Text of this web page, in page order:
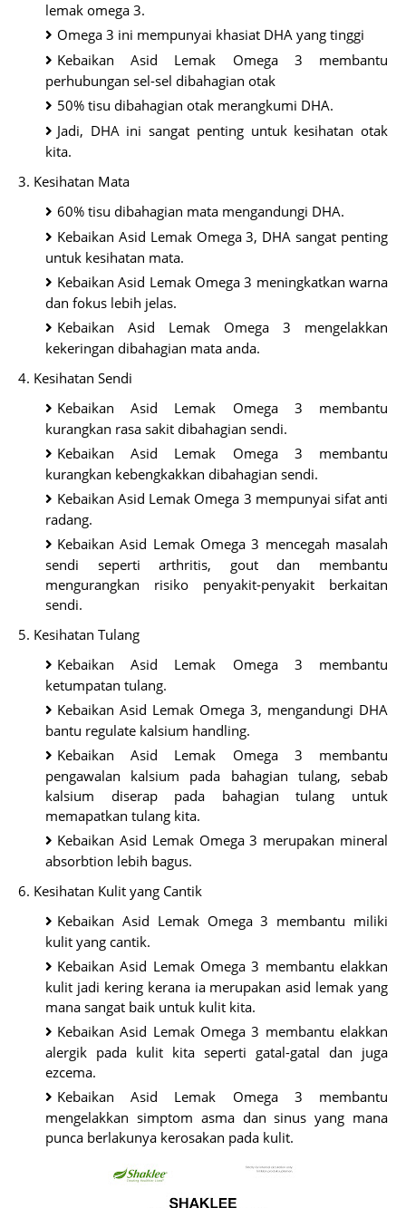
lemak omega 3.
Omega 3 ini mempunyai khasiat DHA yang tinggi
Kebaikan Asid Lemak Omega 3 membantu
perhubungan sel-sel dibahagian otak
50% tisu dibahagian otak merangkumi DHA.
Jadi, DHA ini sangat penting untuk kesihatan otak
kita.
3. Kesihatan Mata
60% tisu dibahagian mata mengandungi DHA.
Kebaikan Asid Lemak Omega 3, DHA sangat penting
untuk kesihatan mata.
Kebaikan Asid Lemak Omega 3 meningkatkan warna
dan fokus lebih jelas.
Kebaikan Asid Lemak Omega 3 mengelakkan
kekeringan dibahagian mata anda.
4. Kesihatan Sendi
Kebaikan Asid Lemak Omega 3 membantu
kurangkan rasa sakit dibahagian sendi.
Kebaikan Asid Lemak Omega 3 membantu
kurangkan kebengkakkan dibahagian sendi.
Kebaikan Asid Lemak Omega 3 mempunyai sifat anti
radang.
Kebaikan Asid Lemak Omega 3 mencegah masalah
sendi seperti arthritis, gout dan membantu
mengurangkan risiko penyakit-penyakit berkaitan
sendi.
5. Kesihatan Tulang
Kebaikan Asid Lemak Omega 3 membantu
ketumpatan tulang.
Kebaikan Asid Lemak Omega 3, mengandungi DHA
bantu regulate kalsium handling.
Kebaikan Asid Lemak Omega 3 membantu
pengawalan kalsium pada bahagian tulang, sebab
kalsium diserap pada bahagian tulang untuk
memapatkan tulang kita.
Kebaikan Asid Lemak Omega 3 merupakan mineral
absorbtion lebih bagus.
6. Kesihatan Kulit yang Cantik
Kebaikan Asid Lemak Omega 3 membantu miliki
kulit yang cantik.
Kebaikan Asid Lemak Omega 3 membantu elakkan
kulit jadi kering kerana ia merupakan asid lemak yang
mana sangat baik untuk kulit kita.
Kebaikan Asid Lemak Omega 3 membantu elakkan
alergik pada kulit kita seperti gatal-gatal dan juga
ezcema.
Kebaikan Asid Lemak Omega 3 membantu
mengelakkan simptom asma dan sinus yang mana
punca berlakunya kerosakan pada kulit.